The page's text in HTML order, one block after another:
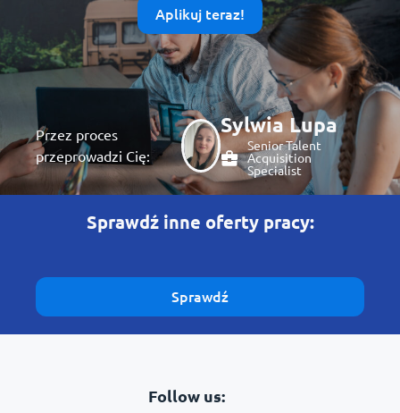
Aplikuj teraz!
Przez proces
przeprowadzi Cię:
Sylwia Lupa
Senior Talent
Acquisition
Specialist
Sprawdź inne oferty pracy:
Sprawdź
Follow us: